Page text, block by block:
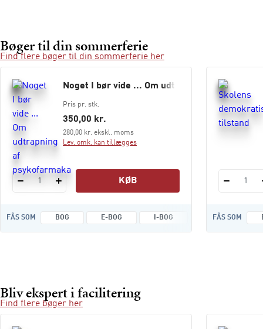
Bøger til din sommerferie
Find flere bøger til din sommerferie her
Noget I bør vide ... Om udtrapning af
Pris pr. stk.
350,00 kr.
280,00 kr. ekskl. moms
Lev. omk. kan tillægges
1 KØB
FÅS SOM BOG E-BOG I-BOG LYDFILER
1
FÅS SOM
Bliv ekspert i facilitering
Find flere bøger her